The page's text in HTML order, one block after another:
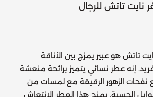
نايت تاتش للرجال
تاتش هو عبير يمزج بين الأناقة
إنه عطر نسائي يتميز برائحة منعشة
نفحات الزهور الرقيقة مع لمسات من
الحسية. يمنح هذا العطر الانتعاش